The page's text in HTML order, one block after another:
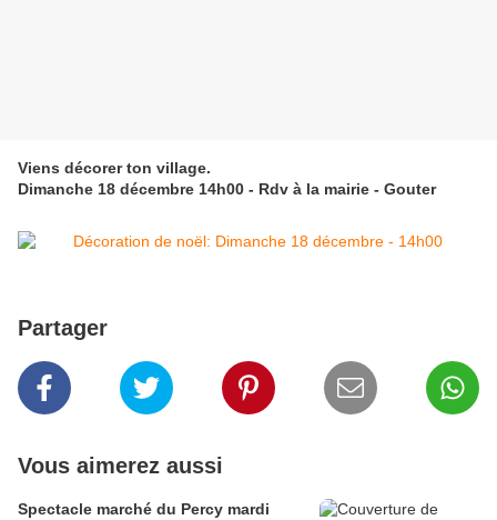
Viens décorer ton village.
Dimanche 18 décembre 14h00 - Rdv à la mairie - Gouter
Partager
Vous aimerez aussi
Spectacle marché du Percy mardi